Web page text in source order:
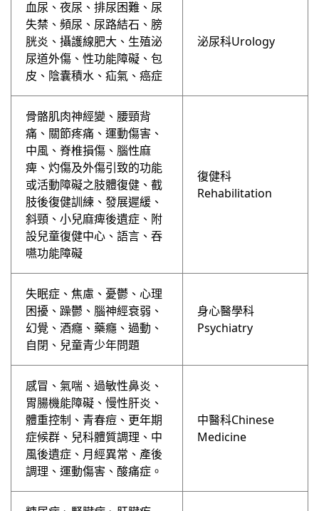
血尿、夜尿、排尿困難、尿
失禁、頻尿、尿路結石、膀
胱炎、攝護線肥⼤、⽣殖泌
尿道外傷、性功能障礙、包
皮、陰囊積水、疝氣、癌症
泌尿科Urology
骨骼肌肉神經變、腰頸背
痛、關節疼痛、運動傷害、
中風、脊椎損傷、腦性麻
痺、灼傷及外傷引致的功能
或活動障礙之肢體復健、截
肢後復健訓練、發展遲緩、
斜頸、小兒麻痺後遺症、附
設兒童復健中心、語言、吞
嚥功能障礙
復健科
Rehabilitation
失眠症、焦慮、憂鬱、心理
困擾、躁鬱、腦神經衰弱、
幻覺、酒癮、藥癮、過動、
自閉、兒童青少年問題
身心醫學科
Psychiatry
感冒、氣喘、過敏性鼻炎、
胃腸機能障礙、慢性肝炎、
體重控制、青春痘、更年期
症候群、兒科體質調理、中
風後遺症、月經異常、產後
調理、運動傷害、酸痛症。
中醫科Chinese
Medicine